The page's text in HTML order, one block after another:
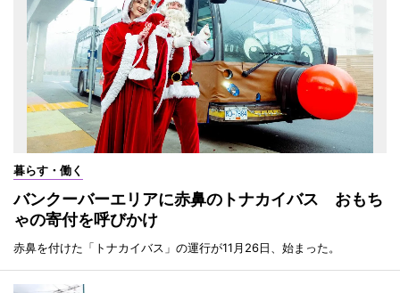
暮らす・働く
バンクーバーエリアに赤鼻のトナカイバス おもち
ゃの寄付を呼びかけ
赤鼻を付けた「トナカイバス」の運行が11月26日、始まった。